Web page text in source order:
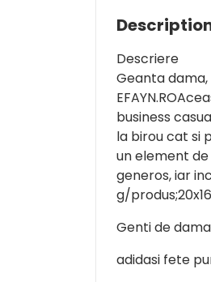
Descriere
Geanta
business
la birou cat si
un element
generos, iar
g/
Genti de dama
adidasi fete